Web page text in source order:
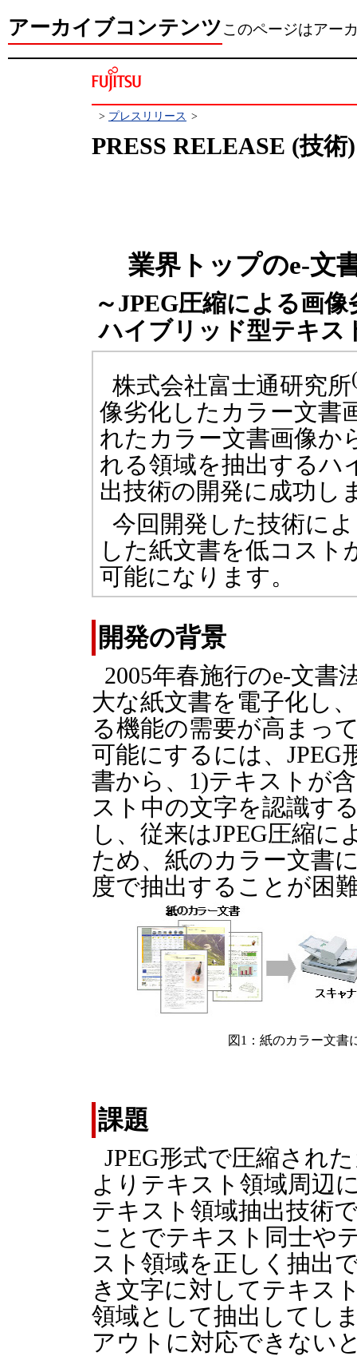
アーカイブコンテンツこのページはアー
> プレスリリース >
PRESS RELEASE (技術)
業界トップのe-文
～JPEG圧縮による画
ハイブリッド型テキス
株式会社富士通研究所(
像劣化したカラー文書
れたカラー文書画像か
れる領域を抽出するハ
出技術の開発に成功し
今回開発した技術に
した紙文書を低コスト
可能になります。
開発の背景
2005年春施行のe-文
大な紙文書を電子化し
る機能の需要が高まっ
可能にするには、
書から、1)テキストが
スト中の文字を認識す
し、従来はJPEG圧縮
ため、紙のカラー文書
度で抽出することが困
図1：紙のカラー文書
課題
JPEG形式で圧縮され
よりテキスト領域周辺
テキスト領域抽出技術
ことでテキスト同士や
スト領域を正しく抽出
き文字に対してテキス
領域として抽出してし
アウトに対応できない